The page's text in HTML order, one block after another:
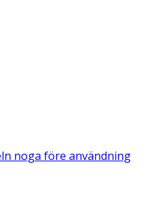
noga före användning